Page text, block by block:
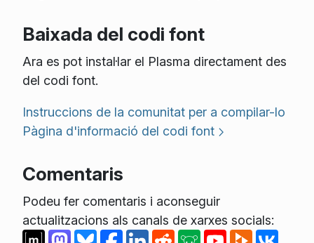
Baixada del codi font
Ara es pot instal·lar el Plasma directament des
del codi font.
Instruccions de la comunitat per a compilar-lo
Pàgina d'informació del codi font
Comentaris
Podeu fer comentaris i aconseguir
actualitzacions als canals de xarxes socials: